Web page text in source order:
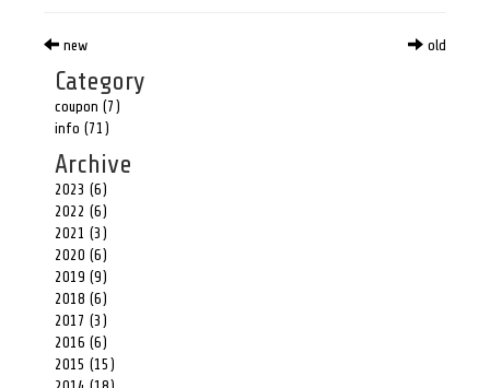
new old
Category
coupon (7)
info (71)
Archive
2023 (6)
2022 (6)
2021 (3)
2020 (6)
2019 (9)
2018 (6)
2017 (3)
2016 (6)
2015 (15)